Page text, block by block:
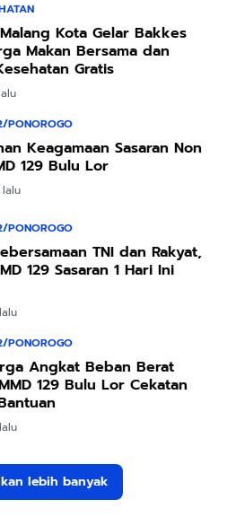
Kota Gelar Bakkes
Makan Bersama dan
Gratis
PONOROGO
Keagamaan Sasaran Non
129 Bulu Lor
lalu
PONOROGO
TNI dan Rakyat,
129 Sasaran 1 Hari Ini
PONOROGO
Angkat Beban Berat
129 Bulu Lor Cekatan
lebih banyak